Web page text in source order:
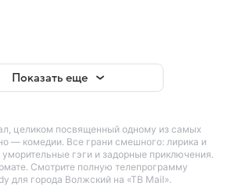
Показать еще
целиком посвященный одному из самых
— комедии. Все грани смешного: лирика и
гэги и задорные приключения.
Смотрите полную телепрограмму
для города Волжский на «ТВ Mail».